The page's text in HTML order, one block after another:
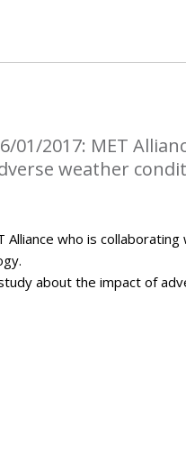
01/2017: MET
weather
who is collaborating
about the impact of